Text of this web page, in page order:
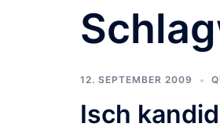
12. SEPTEMBER 2009
Isch